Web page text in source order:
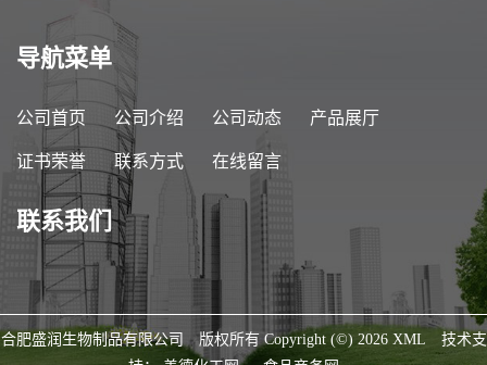
导航菜单
公司首页 公司介绍 公司动态 产品展厅
证书荣誉 联系方式 在线留言
联系我们
合肥盛润生物制品有限公司 版权所有 Copyright (©) 2026 XML
技术支